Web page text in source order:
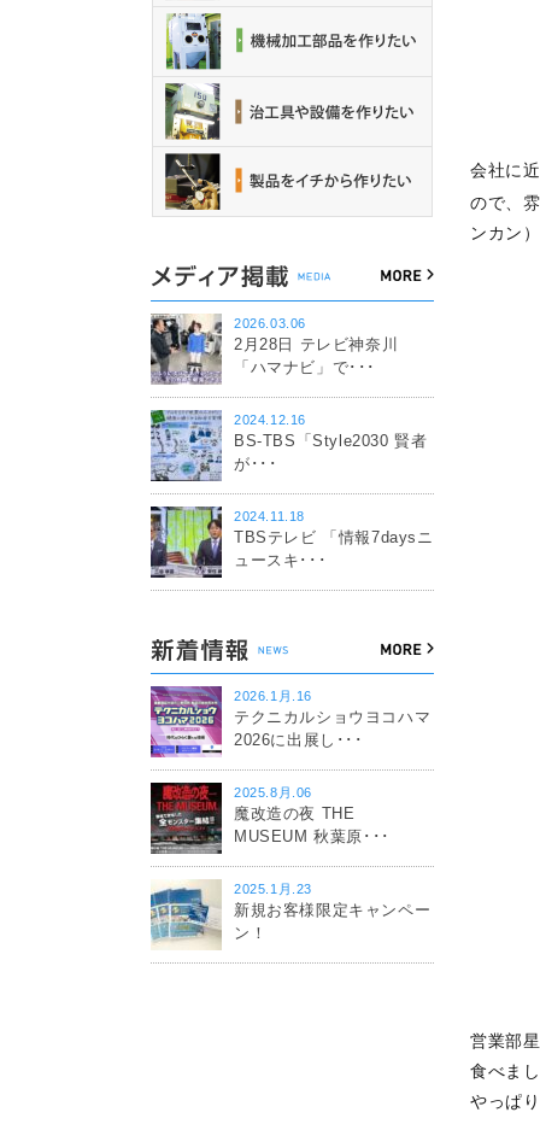
会社に
ので、
ンカン
営業部
食べま
やっぱ
2026.03.06
2月28日 テレビ神奈川
「ハマナビ」で･･･
2024.12.16
BS-TBS「Style2030 賢者
が･･･
2024.11.18
TBSテレビ 「情報7daysニ
ュースキ･･･
2026.1月.16
テクニカルショウヨコハマ
2026に出展し･･･
2025.8月.06
魔改造の夜 THE
MUSEUM 秋葉原･･･
2025.1月.23
新規お客様限定キャンペー
ン！